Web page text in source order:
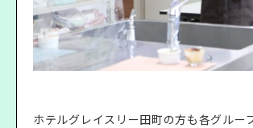
ホテルグレイスリー田町の方も各グルー